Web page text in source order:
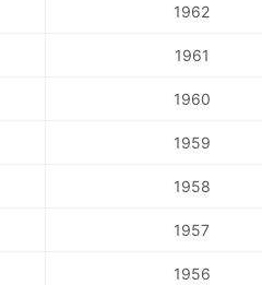
1962
1961
1960
1959
1958
1957
1956